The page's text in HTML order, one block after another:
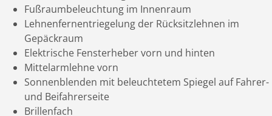
Fußraumbeleuchtung im Innenraum
Lehnenfernentriegelung der Rücksitzlehnen im
Gepäckraum
Elektrische Fensterheber vorn und hinten
Mittelarmlehne vorn
Sonnenblenden mit beleuchtetem Spiegel auf Fahrer-
und Beifahrerseite
Brillenfach